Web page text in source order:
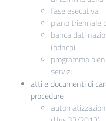
fase esecutiva
piano triennale
banca dati
(bdncp)
programma
servizi
atti e documenti di
procedure